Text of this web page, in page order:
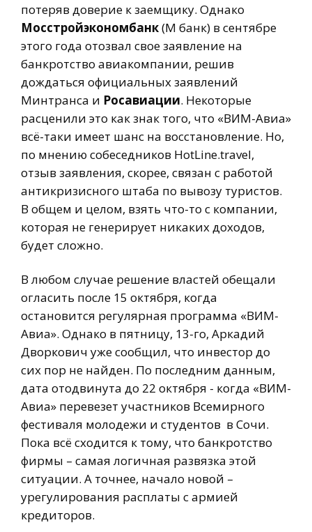
потеряв доверие к заемщику. Однако
Мосстройэкономбанк(М банк) в сентябре
этого года отозвал свое заявление на
банкротство авиакомпании, решив
дождаться официальных заявлений
Минтранса и Росавиации. Некоторые
расценили это как знак того, что «ВИМ-Авиа»
всё-таки имеет шанс на восстановление. Но,
по мнению собеседников HotLine.travel,
отзыв заявления, скорее, связан с работой
антикризисного штаба по вывозу туристов.
В общем и целом, взять что-то с компании,
которая не генерирует никаких доходов,
будет сложно.
В любом случае решение властей обещали
огласить после 15 октября, когда
остановится регулярная программа «ВИМ-
Авиа». Однако в пятницу, 13-го, Аркадий
Дворкович уже сообщил, что инвестор до
сих пор не найден. По последним данным,
дата отодвинута до 22 октября - когда «ВИМ-
Авиа» перевезет участников Всемирного
фестиваля молодежи и студентов в Сочи.
Пока всё сходится к тому, что банкротство
фирмы – самая логичная развязка этой
ситуации. А точнее, начало новой –
урегулирования расплаты с армией
кредиторов.